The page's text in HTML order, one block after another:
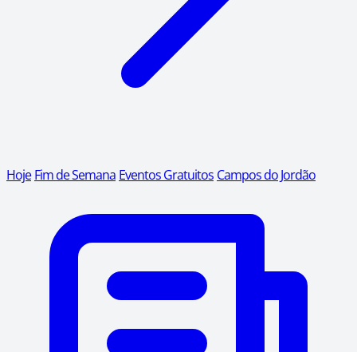
Hoje Fim de Semana Eventos Gratuitos Campos do Jordão